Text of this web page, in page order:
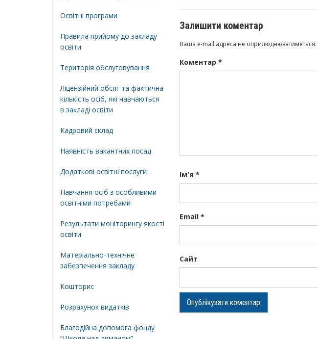
Освiтнi програми
Правила прийому до закладу
освіти
Територiя обслуговування
Ліцензійний обсяг та фактична
кількість осіб, які навчаються
в закладі освіти
Кадровий склад
Наявність вакантних посад
Додатковi освiтнi послуги
Навчання осіб з особливими
освітніми потребами
Результати моніторингу якості
освіти
Матеріально-технічне
забезпечення закладу
Кошторис
Розрахунок видатків
Благодійна допомога фонду
Залишити коментар
Ваша e-mail адреса не оприлюднюватиметься.
Коментар *
Ім'я *
Email *
Сайт